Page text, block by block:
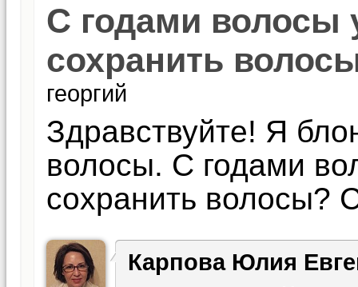
С годами волосы
сохранить
георгий
Здравствуйте! Я
волосы. С годами
сохранить волосы?
Карпова Юлия